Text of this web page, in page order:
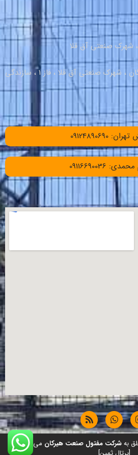
، شهرک صنعتی آق قلا
دفتر فروش : گلستان ، گرگان ، شهرک صنعتی آق قلا ، فاز 1 ، سازندگی
09124890690
09116690036
بهشرکت مفتول صنعت هیرکان می باشد.